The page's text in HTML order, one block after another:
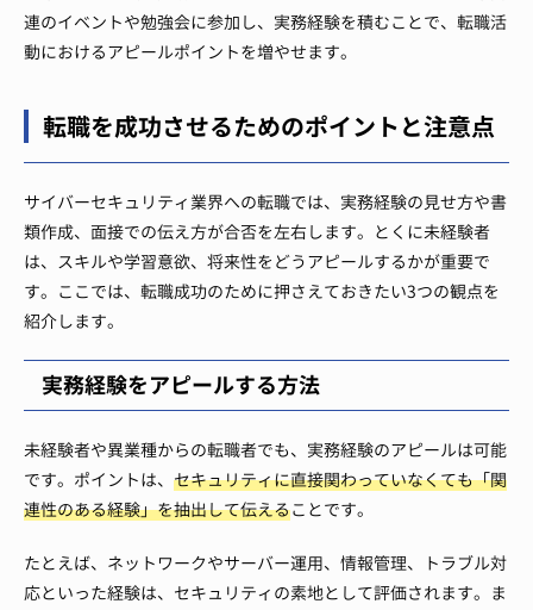
連のイベントや勉強会に参加し、実務経験を積むことで、転職活
動におけるアピールポイントを増やせます。
転職を成功させるためのポイントと注意点
サイバーセキュリティ業界への転職では、実務経験の見せ方や書
類作成、面接での伝え方が合否を左右します。とくに未経験者
は、スキルや学習意欲、将来性をどうアピールするかが重要で
す。ここでは、転職成功のために押さえておきたい3つの観点を
紹介します。
実務経験をアピールする方法
未経験者や異業種からの転職者でも、実務経験のアピールは可能
です。ポイントは、 セキュリティに直接関わっていなくても「関
連性のある経験」を抽出して伝えることです。
たとえば、ネットワークやサーバー運用、情報管理、トラブル対
応といった経験は、セキュリティの素地として評価されます。ま